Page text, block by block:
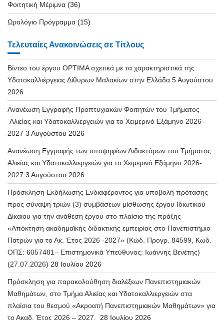
Φοιτητική Μέριμνα (36)
Ωρολόγιο Πρόγραμμα (15)
Τελευταίες Ανακοινώσεις σε Τίτλους
Βίντεο του έργου OPTIMA σχετικά με τα χαρακτηριστικά της
Υδατοκαλλιέργειας Δίθυρων Μαλακίων στην Ελλάδα 5 Αυγούστου
2026
Ανανέωση Εγγραφής Προπτυχιακών Φοιτητών του Τμήματος
Αλιείας και Υδατοκαλλιεργειών για το Χειμερινό Εξάμηνο 2026-
2027 3 Αυγούστου 2026
Ανανέωση Εγγραφής των υποψηφίων Διδακτόρων του Τμήματος
Αλιείας και Υδατοκαλλιεργειών για το Χειμερινό Εξάμηνο 2026-
2027 3 Αυγούστου 2026
Πρόσκληση Εκδήλωσης Ενδιαφέροντος για υποβολή πρότασης
προς σύναψη τριών (3) συμβάσεων μίσθωσης έργου Ιδιωτικού
Δίκαιου για την ανάθεση έργου στο πλαίσιο της πράξης
«Απόκτηση ακαδημαϊκής διδακτικής εμπειρίας στο Πανεπιστήμιο
Πατρών για το Ακ. Έτος 2026 -2027» (Κώδ. Προγρ. 84599, Κωδ.
ΟΠΣ: 6057481– Επιστημονικά Υπεύθυνος: Ιωάννης Βενέτης)
(27.07.2026) 28 Ιουλίου 2026
Πρόσκληση για παρακολούθηση διαλέξεων Πανεπιστημιακών
Μαθημάτων, στο Τμήμα Αλιείας και Υδατοκαλλιεργειών στα
πλαίσια του θεσμού «Ακροατή Πανεπιστημιακών Μαθημάτων» για
το Ακαδ. Έτος 2026 – 2027.
28 Ιουλίου 2026